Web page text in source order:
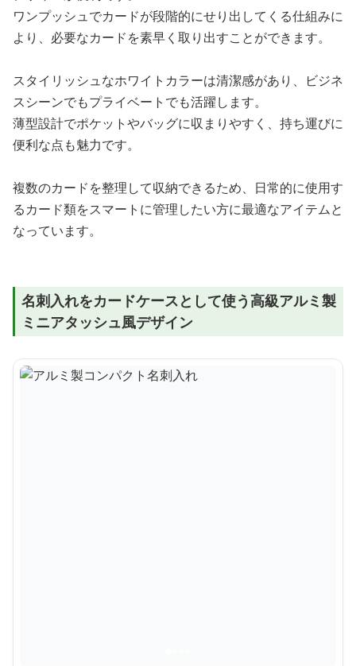
ワンプッシュでカードが段階的にせり出してくる仕組みに
より、必要なカードを素早く取り出すことができます。
スタイリッシュなホワイトカラーは清潔感があり、ビジネ
スシーンでもプライベートでも活躍します。
薄型設計でポケットやバッグに収まりやすく、持ち運びに
便利な点も魅力です。
複数のカードを整理して収納できるため、日常的に使用す
るカード類をスマートに管理したい方に最適なアイテムと
なっています。
名刺入れをカードケースとして使う高級アルミ製
ミニアタッシュ風デザイン